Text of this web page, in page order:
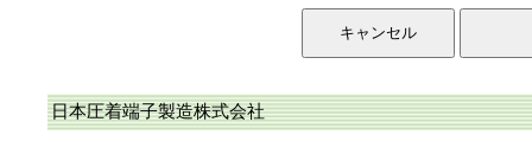
日本圧着端子製造株式会社